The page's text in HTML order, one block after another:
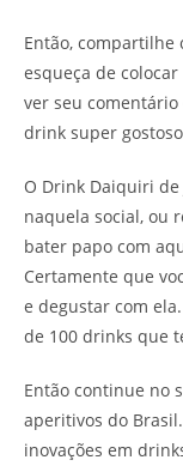
Então, compartilhe
esqueça de
ver seu
drink super
O Drink Daiquiri
naquela social, ou
bater papo com
Certamente que
e degustar com
de 100 drinks que
Então continue no
aperitivos do
inovações em